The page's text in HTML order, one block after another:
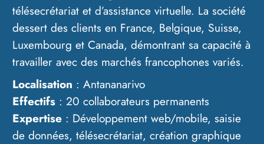
télésecrétariat et d’assistance virtuelle. La société
dessert des clients en France, Belgique, Suisse,
Luxembourg et Canada, démontrant sa capacité à
travailler avec des marchés francophones variés.
Localisation : Antananarivo
Effectifs : 20 collaborateurs permanents
Expertise : Développement web/mobile, saisie
de données, télésecrétariat, création graphique